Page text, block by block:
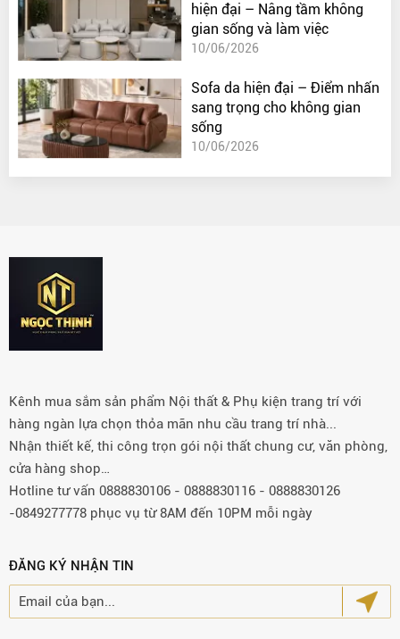
hiện đại – Nâng tầm không
gian sống và làm việc
10/06/2026
Sofa da hiện đại – Điểm nhấn
sang trọng cho không gian
sống
10/06/2026
Kênh mua sắm sản phẩm Nội thất & Phụ kiện trang trí với
hàng ngàn lựa chọn thỏa mãn nhu cầu trang trí nhà...
Nhận thiết kế, thi công trọn gói nội thất chung cư, văn phòng,
cửa hàng shop…
Hotline tư vấn 0888830106 - 0888830116 - 0888830126
-0849277778 phục vụ từ 8AM đến 10PM mỗi ngày
ĐĂNG KÝ NHẬN TIN